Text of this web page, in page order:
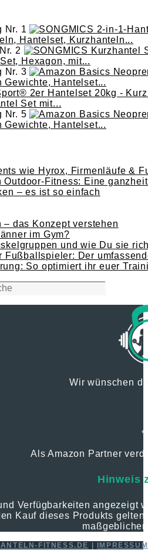
Nr. 1
Hantelset, Kurzhanteln...
2
Hexagon, mit...
Nr. 3
Gewichte, Hantelset...
Set mit...
Nr. 5
Gewichte, Hantelset...
wie Hyrox, Firmenläufe &
Outdoor-Fitness: Eine
– es ist so einfach
– das Konzept verstehen
im Gym?
und wie Du sie
Fußballspieler: Der
So optimiert ihr euer
Wir wünschen
*
Als Amazon Partner
Hinweis
Verfügbarkeiten angezeigt
Kauf dieses Produkts
FITNESS.DE | IMPRESSUM